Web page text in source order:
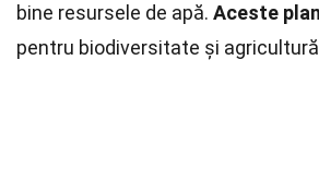
bine resursele de apă. Aceste
pentru biodiversitate și